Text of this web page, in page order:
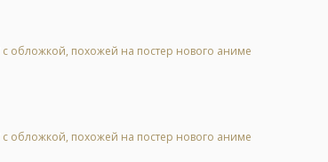
похожей на постер нового аниме
похожей на постер нового аниме